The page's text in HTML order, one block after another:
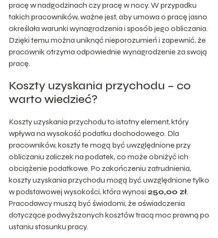
pracę w nadgodzinach czy pracę w nocy. W przypadku
takich pracowników, ważne jest, aby umowa o pracę jasno
określała warunki wynagrodzenia i sposób jego obliczania.
Dzięki temu można uniknąć nieporozumień i zapewnić, że
pracownik otrzyma odpowiednie wynagrodzenie za swoją
pracę.
Koszty uzyskania przychodu – co
warto wiedzieć?
Koszty uzyskania przychodu to istotny element, który
wpływa na wysokość podatku dochodowego. Dla
pracowników, koszty te mogą być uwzględnione przy
obliczaniu zaliczek na podatek, co może obniżyć ich
obciążenie podatkowe. Po zakończeniu zatrudnienia,
koszty uzyskania przychodu mogą być uwzględnione tylko
w podstawowej wysokości, która wynosi 250,00 zł.
Pracodawcy muszą być świadomi, że oświadczenia
dotyczące podwyższonych kosztów tracą moc prawną po
ustaniu stosunku pracy.